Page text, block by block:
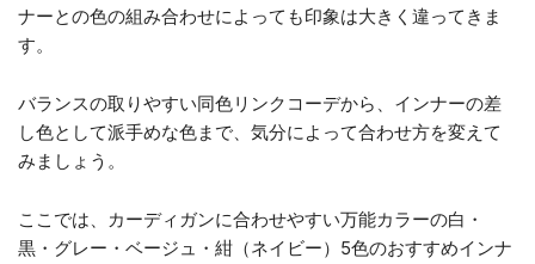
ナーとの色の組み合わせによっても印象は大きく違ってきま
す。
バランスの取りやすい同色リンクコーデから、インナーの差
し色として派手めな色まで、気分によって合わせ方を変えて
みましょう。
ここでは、カーディガンに合わせやすい万能カラーの白・
黒・グレー・ベージュ・紺（ネイビー）5色のおすすめインナ